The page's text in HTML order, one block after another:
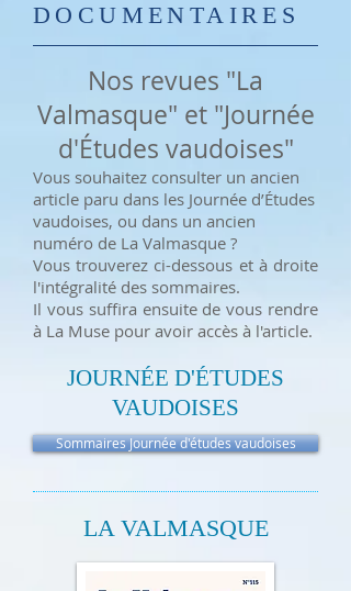
DOCUMENTAIRES
Nos revues "La
Valmasque" et "Journée
d'Études vaudoises"
Vous souhaitez consulter un ancien
article paru dans les Journée d’Études
vaudoises, ou dans un ancien
numéro de La Valmasque ?
Vous trouverez ci-dessous et à droite
l'intégralité des sommaires.
Il vous suffira ensuite de vous rendre
à La Muse pour avoir accès à l'article.
JOURNÉE D'ÉTUDES
VAUDOISES
Sommaires Journée d'études vaudoises
LA VALMASQUE